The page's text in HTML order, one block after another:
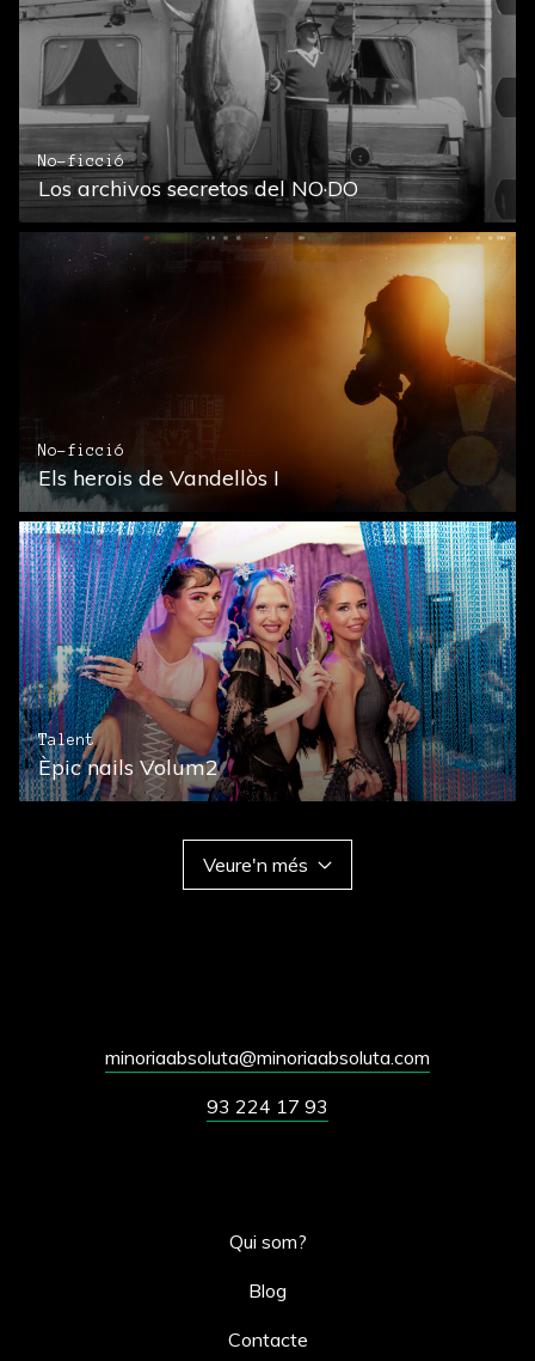
No-ficció
Los archivos secretos del NO·DO
No-ficció
Els herois de Vandellòs I
Talent
Èpic nails Volum2
Veure'n més
minoriaabsoluta@minoriaabsoluta.com
93 224 17 93
Qui som?
Blog
Contacte